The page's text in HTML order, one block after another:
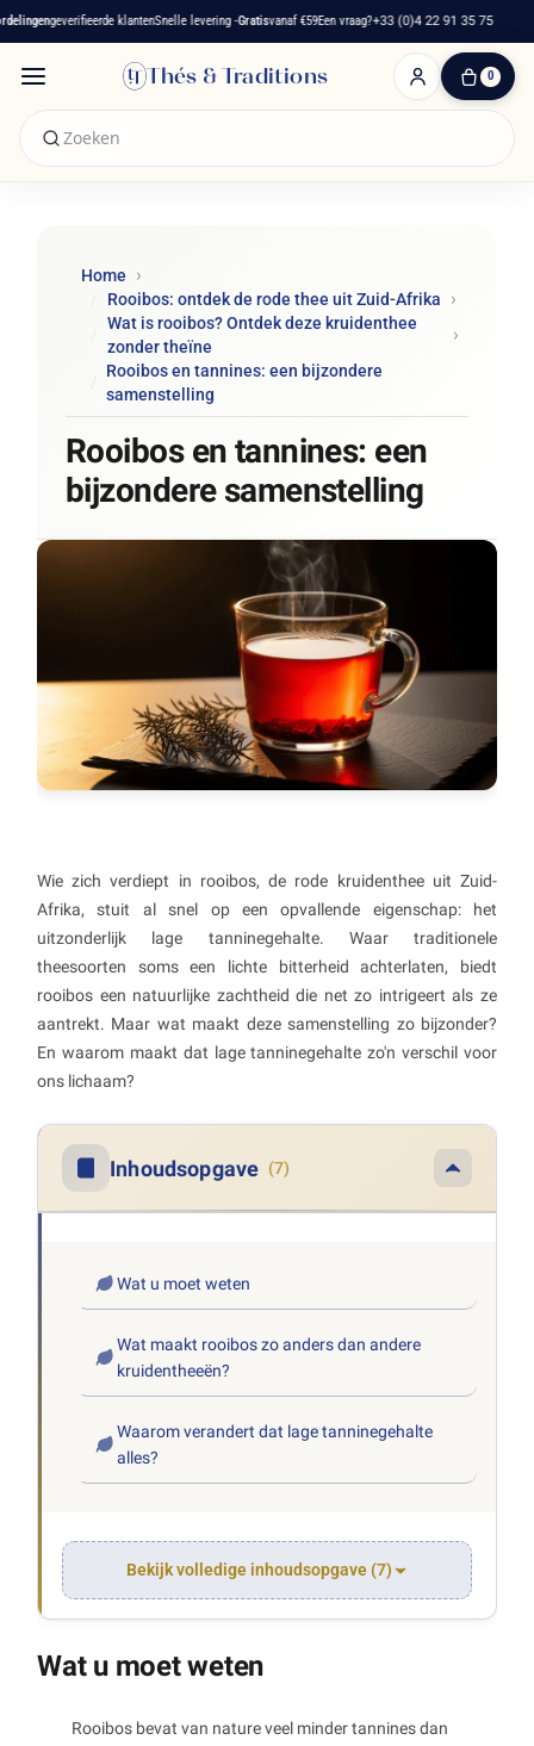
geverifieerde klantenSnelle levering -Gratisvanaf €59Een vraag?+33 (0)4 22 91 35 75
Thés & Traditions 0
0
Home
Rooibos: ontdek de rode thee uit Zuid-Afrika
Wat is rooibos? Ontdek deze kruidenthee
zonder theïne
Rooibos en tannines: een bijzondere
samenstelling
Rooibos en tannines: een
bijzondere samenstelling
Wie zich verdiept in rooibos, de rode kruidenthee uit Zuid-
Afrika, stuit al snel op een opvallende eigenschap: het
uitzonderlijk lage tanninegehalte. Waar traditionele
theesoorten soms een lichte bitterheid achterlaten, biedt
rooibos een natuurlijke zachtheid die net zo intrigeert als ze
aantrekt. Maar wat maakt deze samenstelling zo bijzonder?
En waarom maakt dat lage tanninegehalte zo'n verschil voor
ons lichaam?
Inhoudsopgave (7)
Wat u moet weten
Wat maakt rooibos zo anders dan andere
kruidentheeën?
Waarom verandert dat lage tanninegehalte
alles?
Bekijk volledige inhoudsopgave (7)
Wat u moet weten
Rooibos bevat van nature veel minder tannines dan